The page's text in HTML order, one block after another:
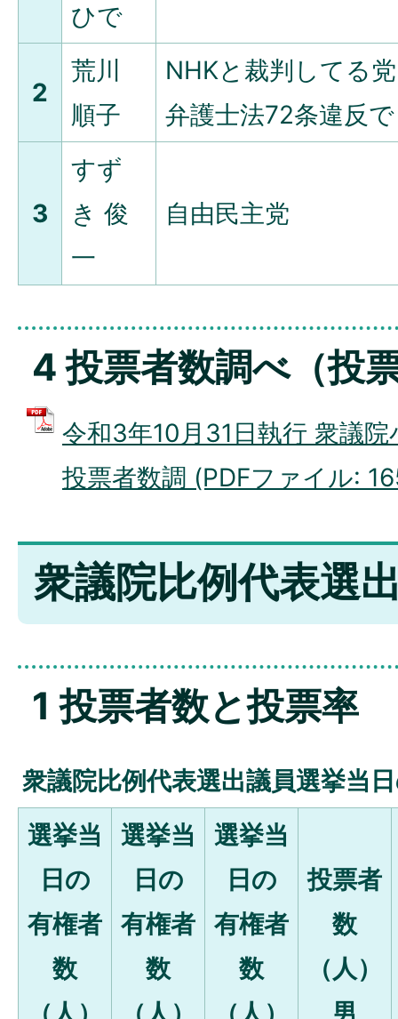
ひで
2
荒川
順子
NHKと裁判してる党
弁護士法72条違反で
3
すず
き 俊
一
自由民主党
4 投票者数調べ（投
令和3年10月31日執行 衆議
投票者数調 (PDFファイル:
衆議院比例代表選
1 投票者数と投票率
衆議院比例代表選出議員選挙当
選挙当
日の
有権者
数
（人）
選挙当
日の
有権者
数
（人）
選挙当
日の
有権者
数
（人）
投票者
数
（人）
男